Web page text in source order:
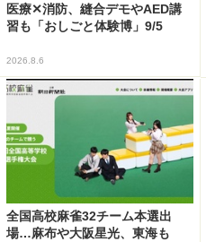
医療✕消防、縫合デモやAED講
習も「おしごと体験博」9/5
2026.8.6
全国高校麻雀32チーム本選出
場…麻布や大阪星光、東海も